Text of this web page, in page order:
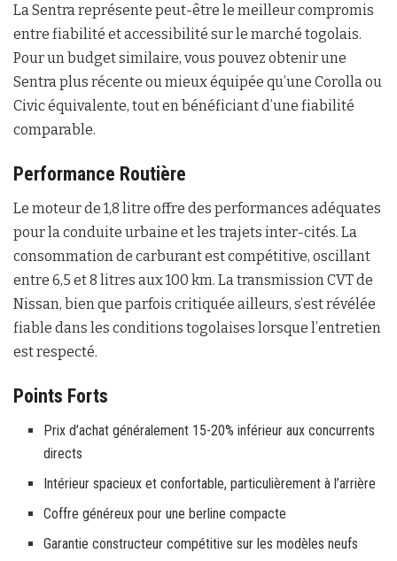
La Sentra représente peut-être le meilleur compromis
entre fiabilité et accessibilité sur le marché togolais.
Pour un budget similaire, vous pouvez obtenir une
Sentra plus récente ou mieux équipée qu’une Corolla ou
Civic équivalente, tout en bénéficiant d’une fiabilité
comparable.
Performance Routière
Le moteur de 1,8 litre offre des performances adéquates
pour la conduite urbaine et les trajets inter-cités. La
consommation de carburant est compétitive, oscillant
entre 6,5 et 8 litres aux 100 km. La transmission CVT de
Nissan, bien que parfois critiquée ailleurs, s’est révélée
fiable dans les conditions togolaises lorsque l’entretien
est respecté.
Points Forts
Prix d’achat généralement 15-20% inférieur aux concurrents
directs
Intérieur spacieux et confortable, particulièrement à l’arrière
Coffre généreux pour une berline compacte
Garantie constructeur compétitive sur les modèles neufs